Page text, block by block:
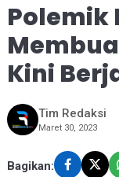
Polemik
Kini
Tim Redaksi
Maret 30, 2023
Bagikan: